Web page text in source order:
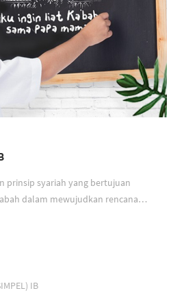
yang bertujuan
dalam mewujudkan rencana
IB